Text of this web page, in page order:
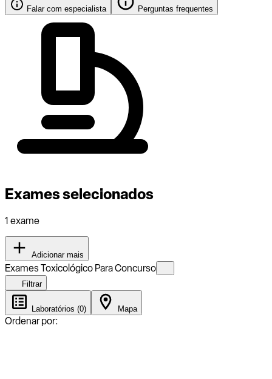
Falar com especialista Perguntas frequentes
Exames selecionados
1 exame
Adicionar mais
Exames Toxicológico Para Concurso
Filtrar
Laboratórios (0) Mapa
Ordenar por: